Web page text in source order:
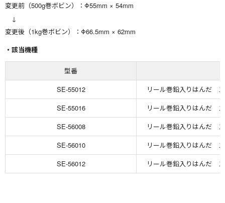
変更前（500g巻ボビン）：Φ55mm × 54mm
↓
変更後（1kg巻ボビン）：Φ66.5mm × 62mm
・該当機種
型番
SE-55012
リール巻鉛入りはんだ
SE-55016
リール巻鉛入りはんだ
SE-56008
リール巻鉛入りはんだ
SE-56010
リール巻鉛入りはんだ
SE-56012
リール巻鉛入りはんだ